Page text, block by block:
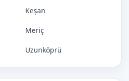
Keşan
Meriç
Uzunköprü